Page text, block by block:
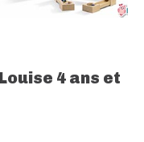
4 ans et